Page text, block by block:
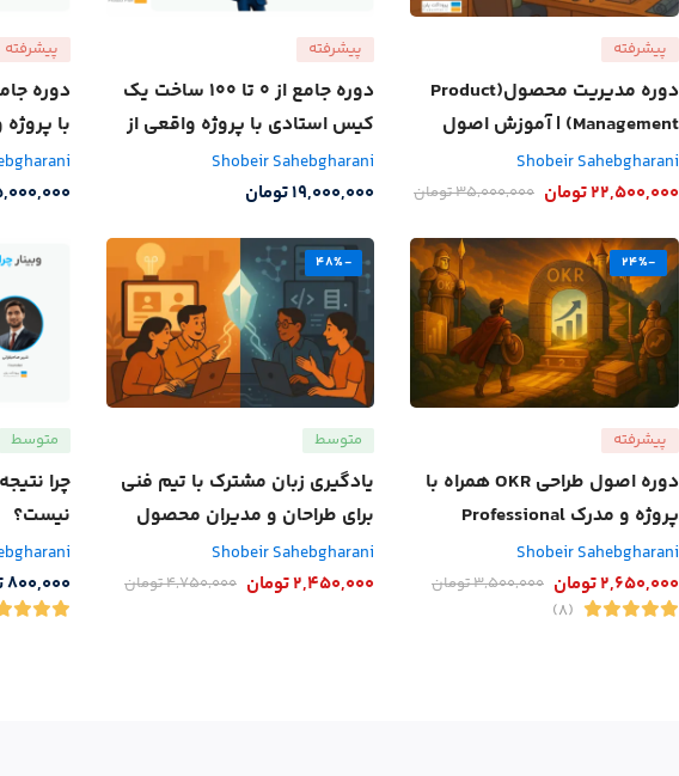
پیشرفته
دوره مدیریت محصول(Product
Management) | آموزش اصول
توسعه فیچر برای بازار ایران
Shobeir Sahebgharani
22,500,000تومان 35,000,000تومان
پیشرفته
دوره جامع از 0 تا 100 ساخت یک
کیس استادی با پروژه واقعی از
شرکت پستکس
Shobeir Sahebgharani
19,000,000تومان
پیشرفته
دوره
با
-24%
پیشرفته
دوره اصول طراحی OKR همراه با
پروژه و مدرک Professional
Shobeir Sahebgharani
2,650,000تومان 3,500,000تومان
(8)
-48%
متوسط
یادگیری زبان مشترک با تیم فنی
برای طراحان و مدیران محصول
Shobeir Sahebgharani
2,450,000تومان 4,750,000تومان
متوسط
چرا
نیست؟
800,000